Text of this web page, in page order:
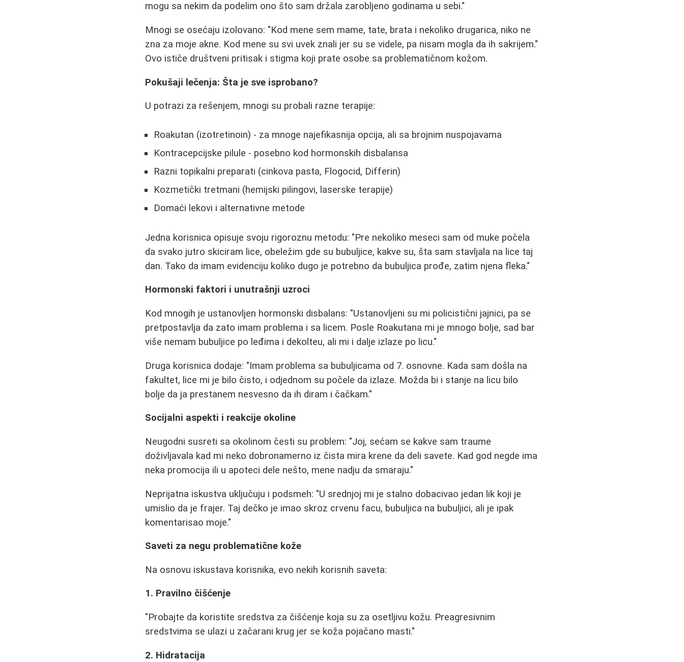
mogu sa nekim da podelim ono što sam držala zarobljeno godinama u sebi."
Mnogi se osećaju izolovano: "Kod mene sem mame, tate, brata i nekoliko drugarica, niko ne
zna za moje akne. Kod mene su svi uvek znali jer su se videle, pa nisam mogla da ih sakrijem."
Ovo ističe društveni pritisak i stigma koji prate osobe sa problematičnom kožom.
Pokušaji lečenja: Šta je sve isprobano?
U potrazi za rešenjem, mnogi su probali razne terapije:
Roakutan (izotretinoin) - za mnoge najefikasnija opcija, ali sa brojnim nuspojavama
Kontracepcijske pilule - posebno kod hormonskih disbalansa
Razni topikalni preparati (cinkova pasta, Flogocid, Differin)
Kozmetički tretmani (hemijski pilingovi, laserske terapije)
Domaći lekovi i alternativne metode
Jedna korisnica opisuje svoju rigoroznu metodu: "Pre nekoliko meseci sam od muke počela
da svako jutro skiciram lice, obeležim gde su bubuljice, kakve su, šta sam stavljala na lice taj
dan. Tako da imam evidenciju koliko dugo je potrebno da bubuljica prođe, zatim njena fleka."
Hormonski faktori i unutrašnji uzroci
Kod mnogih je ustanovljen hormonski disbalans: "Ustanovljeni su mi policistični jajnici, pa se
pretpostavlja da zato imam problema i sa licem. Posle Roakutana mi je mnogo bolje, sad bar
više nemam bubuljice po leđima i dekolteu, ali mi i dalje izlaze po licu."
Druga korisnica dodaje: "Imam problema sa bubuljicama od 7. osnovne. Kada sam došla na
fakultet, lice mi je bilo čisto, i odjednom su počele da izlaze. Možda bi i stanje na licu bilo
bolje da ja prestanem nesvesno da ih diram i čačkam."
Socijalni aspekti i reakcije okoline
Neugodni susreti sa okolinom česti su problem: "Joj, sećam se kakve sam traume
doživljavala kad mi neko dobronamerno iz čista mira krene da deli savete. Kad god negde ima
neka promocija ili u apoteci dele nešto, mene nadju da smaraju."
Neprijatna iskustva uključuju i podsmeh: "U srednjoj mi je stalno dobacivao jedan lik koji je
umislio da je frajer. Taj dečko je imao skroz crvenu facu, bubuljica na bubuljici, ali je ipak
komentarisao moje."
Saveti za negu problematične kože
Na osnovu iskustava korisnika, evo nekih korisnih saveta:
1. Pravilno čišćenje
"Probajte da koristite sredstva za čišćenje koja su za osetljivu kožu. Preagresivnim
sredstvima se ulazi u začarani krug jer se koža pojačano masti."
2. Hidratacija